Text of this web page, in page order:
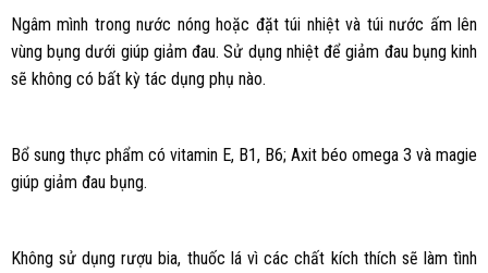
Ngâm mình trong nước nóng hoặc đặt túi nhiệt và túi nước ấm lên
vùng bụng dưới giúp giảm đau. Sử dụng nhiệt để giảm đau bụng kinh
sẽ không có bất kỳ tác dụng phụ nào.
Bổ sung thực phẩm có vitamin E, B1, B6; Axit béo omega 3 và magie
giúp giảm đau bụng.
Không sử dụng rượu bia, thuốc lá vì các chất kích thích sẽ làm tình